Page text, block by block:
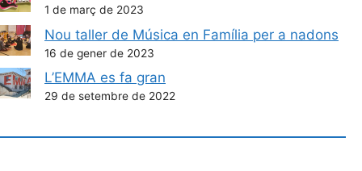
1 de març de 2023
Nou taller de Música en Família per a nadons
16 de gener de 2023
L’EMMA es fa gran
29 de setembre de 2022